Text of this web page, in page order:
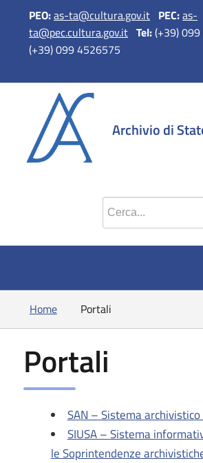
PEO:as-ta@cultura.gov.it PEC:as-
ta@pec.cultura.gov.it Tel:(+39)
(+39) 099 4526575
Archivio di
Cerca nel sito
Home Portali
Portali
SAN – Sistema
SIUSA – Sistema
le Soprintendenze